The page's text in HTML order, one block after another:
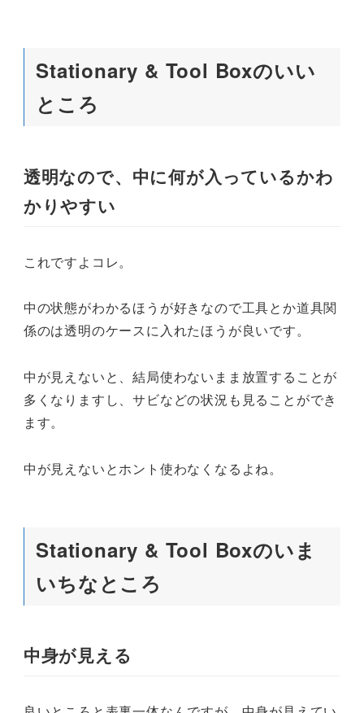
Stationary & Tool Boxのいい
ところ
透明なので、中に何が入っているかわ
かりやすい
これですよコレ。
中の状態がわかるほうが好きなので工具とか道具関
係のは透明のケースに入れたほうが良いです。
中が見えないと、結局使わないまま放置することが
多くなりますし、サビなどの状況も見ることができ
ます。
中が見えないとホント使わなくなるよね。
Stationary & Tool Boxのいま
いちなところ
中身が見える